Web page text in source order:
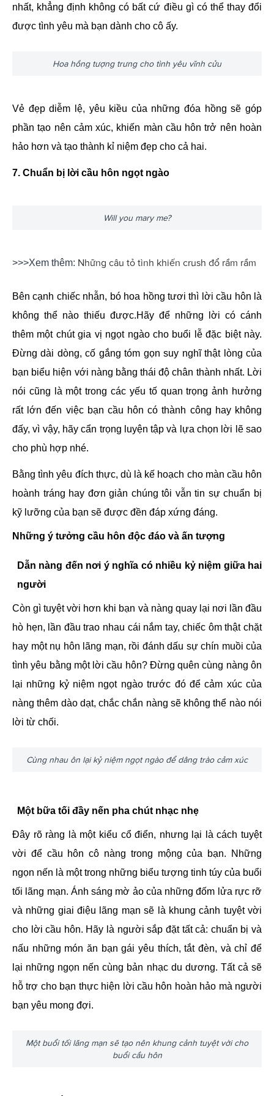
nhất, khẳng định không có bất cứ điều gì có thể thay đổi
được tình yêu mà bạn dành cho cô ấy.
Hoa hồng tượng trưng cho tình yêu vĩnh cửu
Vẻ đẹp diễm lệ, yêu kiều của những đóa hồng sẽ góp
phần tạo nên cảm xúc, khiến màn cầu hôn trở nên hoàn
hảo hơn và tạo thành kỉ niệm đẹp cho cả hai.
7. Chuẩn bị lời cầu hôn ngọt ngào
Will you mary me?
>>>Xem thêm: Những câu tỏ tình khiến crush đổ rầm rầm
Bên cạnh chiếc nhẫn, bó hoa hồng tươi thì lời cầu hôn là
không thể nào thiếu được.Hãy để những lời có cánh
thêm một chút gia vị ngọt ngào cho buổi lễ đặc biệt này.
Đừng dài dòng, cố gắng tóm gọn suy nghĩ thật lòng của
bạn biểu hiện với nàng bằng thái độ chân thành nhất. Lời
nói cũng là một trong các yếu tố quan trọng ảnh hưởng
rất lớn đến việc bạn cầu hôn có thành công hay không
đấy, vì vậy, hãy cẩn trọng luyện tập và lựa chọn lời lẽ sao
cho phù hợp nhé.
Bằng tình yêu đích thực, dù là kế hoạch cho màn cầu hôn
hoành tráng hay đơn giản chúng tôi vẫn tin sự chuẩn bị
kỹ lưỡng của bạn sẽ được đền đáp xứng đáng.
Những ý tưởng cầu hôn độc đáo và ấn tượng
Dẫn nàng đến nơi ý nghĩa có nhiều kỷ niệm giữa hai
người
Còn gì tuyệt vời hơn khi bạn và nàng quay lại nơi lần đầu
hò hẹn, lần đầu trao nhau cái nắm tay, chiếc ôm thật chặt
hay một nụ hôn lãng mạn, rồi đánh dấu sự chín muồi của
tình yêu bằng một lời cầu hôn? Đừng quên cùng nàng ôn
lại những kỷ niệm ngọt ngào trước đó để cảm xúc của
nàng thêm dào dạt, chắc chắn nàng sẽ không thể nào nói
lời từ chối.
Cùng nhau ôn lại kỷ niệm ngọt ngào để dâng trào cảm xúc
Một bữa tối đầy nến pha chút nhạc nhẹ
Đây rõ ràng là một kiểu cổ điển, nhưng lại là cách tuyệt
vời để cầu hôn cô nàng trong mộng của bạn. Những
ngọn nến là một trong những biểu tượng tinh túy của buổi
tối lãng mạn. Ánh sáng mờ ảo của những đốm lửa rực rỡ
và những giai điệu lãng mạn sẽ là khung cảnh tuyệt vời
cho lời cầu hôn. Hãy là người sắp đặt tất cả: chuẩn bị và
nấu những món ăn bạn gái yêu thích, tắt đèn, và chỉ để
lại những ngọn nến cùng bản nhạc du dương. Tất cả sẽ
hỗ trợ cho bạn thực hiện lời cầu hôn hoàn hảo mà người
bạn yêu mong đợi.
Một buổi tối lãng mạn sẽ tạo nên khung cảnh tuyệt vời cho
buổi cầu hôn